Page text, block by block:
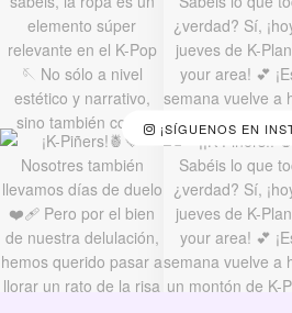
¡SÍGUENOS EN